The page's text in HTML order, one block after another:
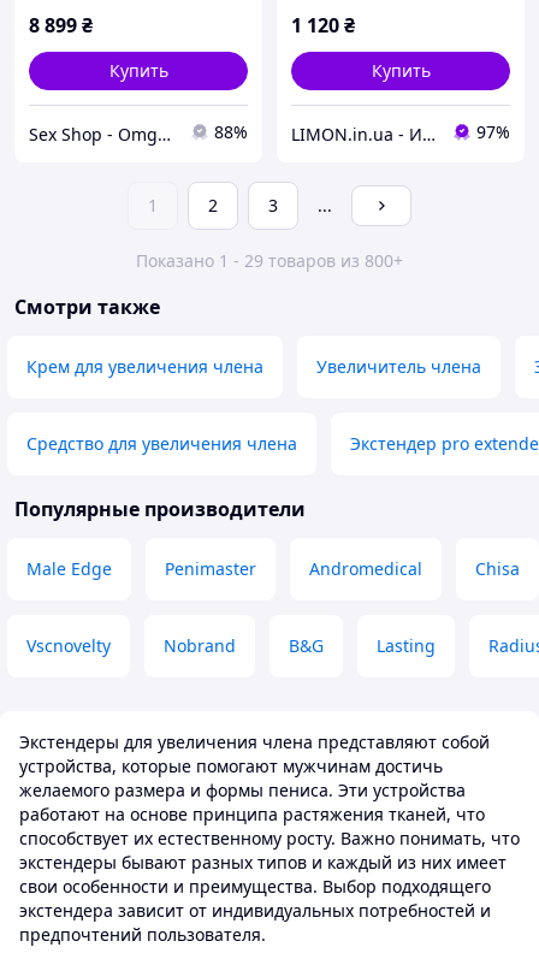
Экстендеры для увеличения члена представляют собой
устройства, которые помогают мужчинам достичь
желаемого размера и формы пениса. Эти устройства
работают на основе принципа растяжения тканей, что
способствует их естественному росту. Важно понимать, что
экстендеры бывают разных типов и каждый из них имеет
свои особенности и преимущества. Выбор подходящего
экстендера зависит от индивидуальных потребностей и
предпочтений пользователя.
8 899₴
Купить
Sex Shop - Omg69fuN 88%
1 120₴
Купить
LIMON.in.ua - Интернет-магазин г.Хмельницкий 97%
1 2 3 ...
Показано 1 - 29 товаров из 800+
Смотри также
Крем для увеличения члена Увеличитель члена
Средство для увеличения члена Экстендер pro
Популярные производители
Male Edge Penimaster Andromedical Chisa
Vscnovelty Nobrand B&G Lasting